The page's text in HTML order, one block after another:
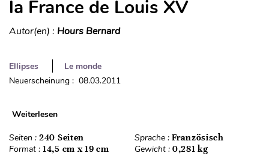
la France de Louis XV
Autor(en) : Hours Bernard
Ellipses
Le monde
Neuerscheinung : 08.03.2011
Weiterlesen
Seiten : 240 Seiten Sprache : Französisch
Format : 14,5 cm x 19 cm Gewicht : 0,281 kg